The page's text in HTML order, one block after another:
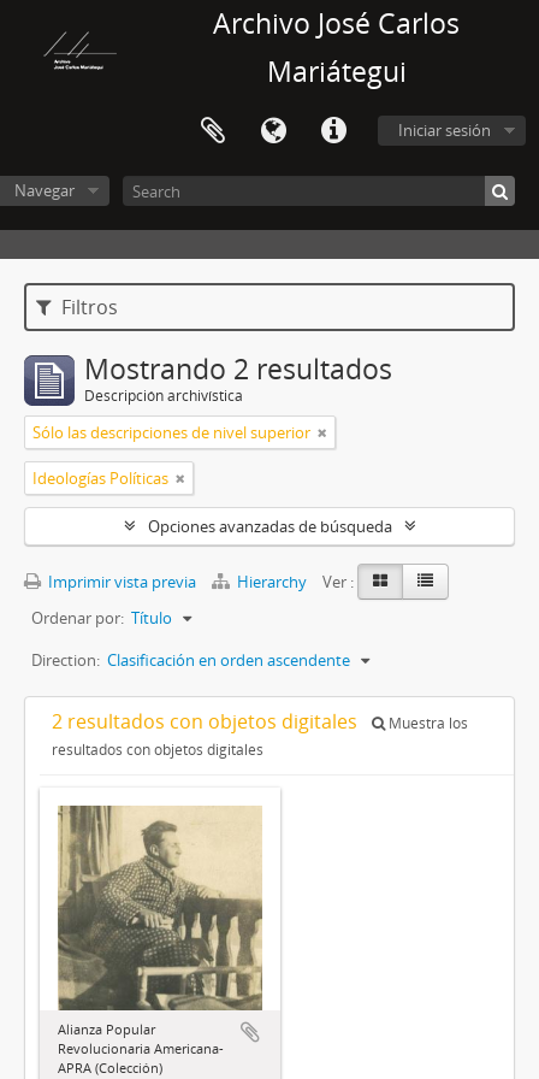
Archivo José Carlos
Mariátegui
Iniciar sesión
Navegar
Filtros
Mostrando 2 resultados
Descripción archivística
Sólo las descripciones de nivel superior
Ideologías Políticas
Opciones avanzadas de búsqueda
Imprimir vista previa Hierarchy
Ver :
Ordenar por: Título
Direction: Clasificación en orden ascendente
2 resultados con objetos digitales
Muestra los
resultados con objetos digitales
Alianza Popular
Revolucionaria Americana-
APRA (Colección)